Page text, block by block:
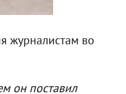
журналистам во
он поставил